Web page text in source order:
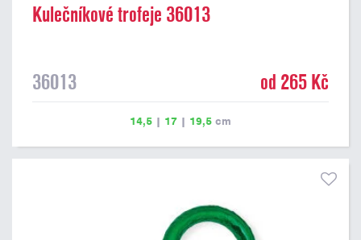
Kulečníkové trofeje 36013
36013 od 265 Kč
14,5 | 17 | 19,5 cm